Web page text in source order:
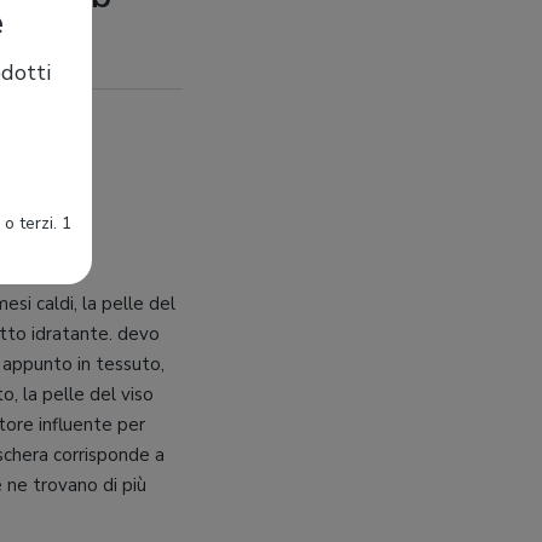
caldi, la pelle del
idratante. devo
in tessuto,
la pelle del viso
influente per
corrisponde a
ne trovano di più
terzi. 1